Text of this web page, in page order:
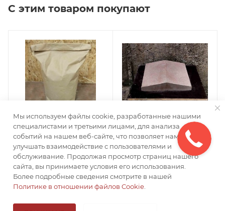
С этим товаром покупают
Клей - затирка
Есть в наличии: 600
от550 ₽
ПОДРОБНЕЕ
Парапет средний
Есть в наличии: 60
от300 ₽
Мы используем файлы cookie, разработанные нашими
специалистами и третьими лицами, для анализа
событий на нашем веб-сайте, что позволяет нам
улучшать взаимодействие с пользователями и
обслуживание. Продолжая просмотр страниц нашего
сайта, вы принимаете условия его использования.
Более подробные сведения смотрите в нашей
Политике в отношении файлов Cookie